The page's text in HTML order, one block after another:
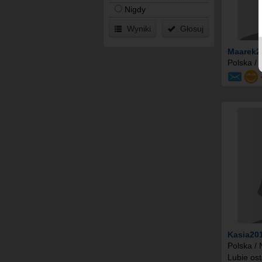
Nigdy
Wyniki Głosuj
Polska /
Polska /
Lubie